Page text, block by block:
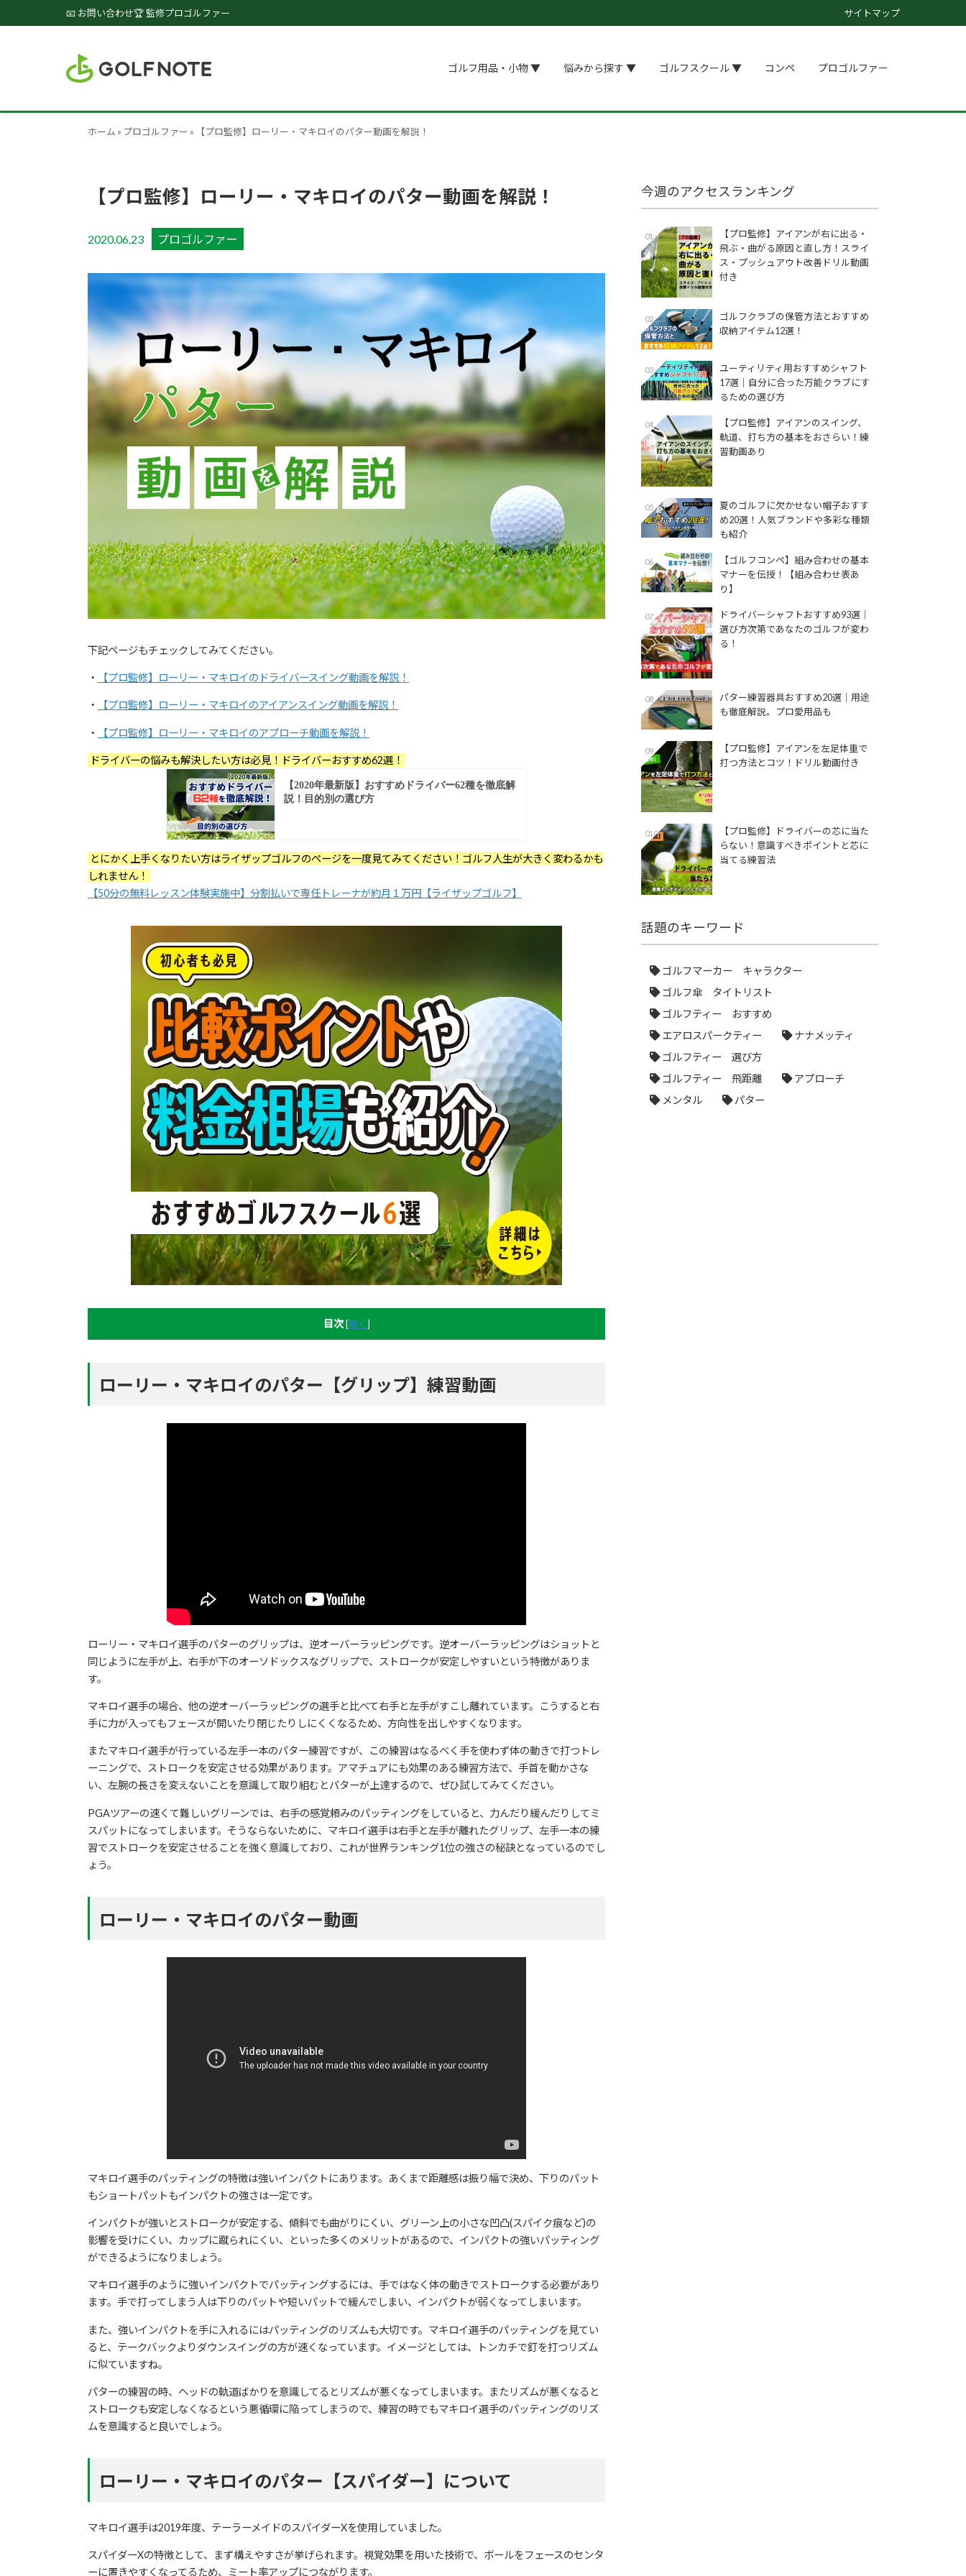
📧 お問い合わせ🏆 監修プロゴルファー サイトマップ
ゴルフ用品・小物 ▼ 悩みから探す ▼ ゴルフスクール ▼ コンペ プロゴルファー
ホーム » プロゴルファー » 【プロ監修】ローリー・マキロイのパター動画を解説！
【プロ監修】ローリー・マキロイのパター動画を解説！
2020.06.23 プロゴルファー
下記ページもチェックしてみてください。
・ 【プロ監修】ローリー・マキロイのドライバースイング動画を解説！
・ 【プロ監修】ローリー・マキロイのアイアンスイング動画を解説！
・ 【プロ監修】ローリー・マキロイのアプローチ動画を解説！
ドライバーの悩みも解決したい方は必見！ドライバーおすすめ62選！
とにかく上手くなりたい方はライザップゴルフのぺージを一度見てみてください！ゴルフ人生が大きく変わるかも
しれません！
【50分の無料レッスン体験実施中】分割払いで専任トレーナが約月１万円【ライザップゴルフ】
目次 [開く ]
ローリー・マキロイのパター【グリップ】練習動画
ローリー・マキロイ選手のパターのグリップは、逆オーバーラッピングです。逆オーバーラッピングはショットと
同じように左手が上、右手が下のオーソドックスなグリップで、ストロークが安定しやすいという特徴がありま
す。
マキロイ選手の場合、他の逆オーバーラッピングの選手と比べて右手と左手がすこし離れています。こうすると右
手に力が入ってもフェースが開いたり閉じたりしにくくなるため、方向性を出しやすくなります。
またマキロイ選手が行っている左手一本のパター練習ですが、この練習はなるべく手を使わず体の動きで打つトレ
ーニングで、ストロークを安定させる効果があります。アマチュアにも効果のある練習方法で、手首を動かさな
い、左腕の長さを変えないことを意識して取り組むとパターが上達するので、ぜひ試してみてください。
PGAツアーの速くて難しいグリーンでは、右手の感覚頼みのパッティングをしていると、力んだり緩んだりしてミ
スパットになってしまいます。そうならないために、マキロイ選手は右手と左手が離れたグリップ、左手一本の練
習でストロークを安定させることを強く意識しており、これが世界ランキング1位の強さの秘訣となっているのでし
ょう。
ローリー・マキロイのパター動画
マキロイ選手のパッティングの特徴は強いインパクトにあります。あくまで距離感は振り幅で決め、下りのパット
もショートパットもインパクトの強さは一定です。
インパクトが強いとストロークが安定する、傾斜でも曲がりにくい、グリーン上の小さな凹凸(スパイク痕など)の
影響を受けにくい、カップに蹴られにくい、といった多くのメリットがあるので、インパクトの強いパッティング
ができるようになりましょう。
マキロイ選手のように強いインパクトでパッティングするには、手ではなく体の動きでストロークする必要があり
ます。手で打ってしまう人は下りのパットや短いパットで緩んでしまい、インパクトが弱くなってしまいます。
また、強いインパクトを手に入れるにはパッティングのリズムも大切です。マキロイ選手のパッティングを見てい
ると、テークバックよりダウンスイングの方が速くなっています。イメージとしては、トンカチで釘を打つリズム
に似ていますね。
パターの練習の時、ヘッドの軌道ばかりを意識してるとリズムが悪くなってしまいます。またリズムが悪くなると
ストロークも安定しなくなるという悪循環に陥ってしまうので、練習の時でもマキロイ選手のパッティングのリズ
ムを意識すると良いでしょう。
ローリー・マキロイのパター【スパイダー】について
マキロイ選手は2019年度、テーラーメイドのスパイダーXを使用していました。
スパイダーXの特徴として、まず構えやすさが挙げられます。視覚効果を用いた技術で、ボールをフェースのセンタ
ーに置きやすくなってるため、ミート率アップにつながります。
今週のアクセスランキング
01
【プロ監修】アイアンが右に出る・
飛ぶ・曲がる原因と直し方！スライ
ス・プッシュアウト改善ドリル動画
付き
02
ゴルフクラブの保管方法とおすすめ
収納アイテム12選！
03
ユーティリティ用おすすめシャフト
17選│自分に合った万能クラブにす
るための選び方
04
【プロ監修】アイアンのスイング、
軌道、打ち方の基本をおさらい！練
習動画あり
05
夏のゴルフに欠かせない帽子おすす
め20選！人気ブランドや多彩な種類
も紹介
06
【ゴルフコンペ】組み合わせの基本
マナーを伝授！【組み合わせ表あ
り】
07
ドライバーシャフトおすすめ93選│
選び方次第であなたのゴルフが変わ
る！
08
パター練習器具おすすめ20選｜用途
も徹底解説。プロ愛用品も
09
【プロ監修】アイアンを左足体重で
打つ方法とコツ！ドリル動画付き
010
【プロ監修】ドライバーの芯に当た
らない！意識すべきポイントと芯に
当てる練習法
話題のキーワード
ゴルフマーカー キャラクター
ゴルフ傘 タイトリスト
ゴルフティー おすすめ
エアロスパークティー
ナナメッティ
ゴルフティー 選び方
ゴルフティー 飛距離
アプローチ
メンタル
パター